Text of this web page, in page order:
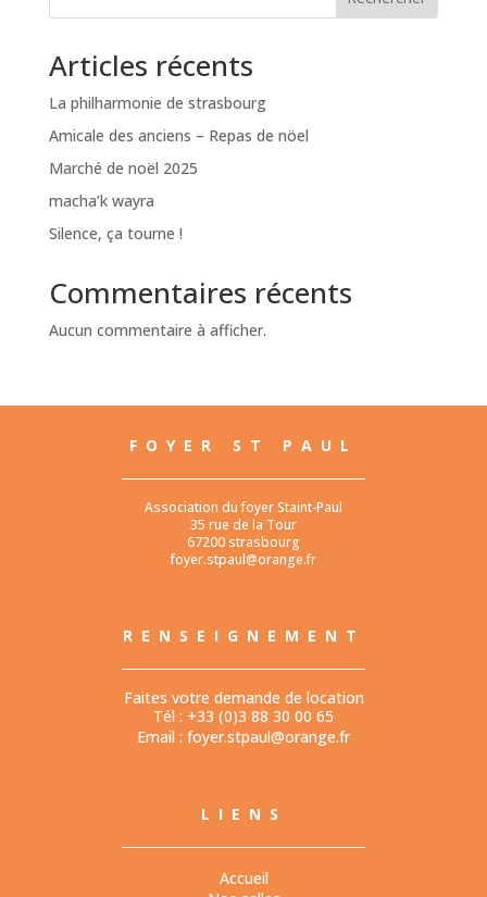
Articles récents
La philharmonie de strasbourg
Amicale des anciens – Repas de nöel
Marché de noël 2025
macha’k wayra
Silence, ça tourne !
Commentaires récents
Aucun commentaire à afficher.
FOYER ST PAUL
Association du foyer Staint-Paul
35 rue de la Tour
67200 strasbourg
foyer.stpaul@orange.fr
RENSEIGNEMENT
Faites votre demande de location
Tél : +33 (0)3 88 30 00 65
Email : foyer.stpaul@orange.fr
LIENS
Accueil